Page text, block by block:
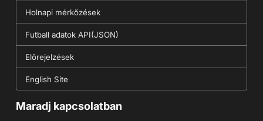
Holnapi mérkőzések
Futball adatok API(JSON)
Előrejelzések
English Site
Maradj kapcsolatban